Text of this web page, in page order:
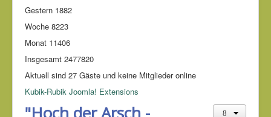
Gestern 1882
Woche 8223
Monat 11406
Insgesamt 2477820
Aktuell sind 27 Gäste und keine Mitglieder online
Kubik-Rubik Joomla! Extensions